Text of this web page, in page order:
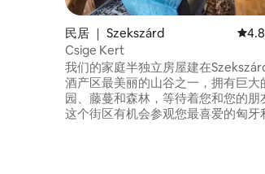
民居 ｜ Szekszárd 平均
Csige Kert
我们的家庭半独立房屋建在
酒产区最美丽的山谷之一，拥有巨大
园、藤蔓和森林，等待着您和您的朋
这个街区有机会参观您最喜爱的匈牙